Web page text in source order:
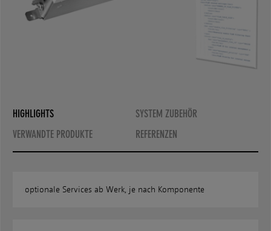
HIGHLIGHTS
SYSTEM ZUBEHÖR
VERWANDTE PRODUKTE
REFERENZEN
optionale Services ab Werk, je nach Komponente